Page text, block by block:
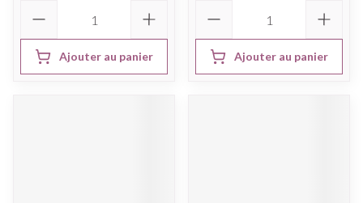
Ajouter au panier Ajouter au panier